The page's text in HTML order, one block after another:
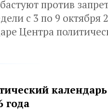
против
с 3 по 9 октября
Центра
календарь
года